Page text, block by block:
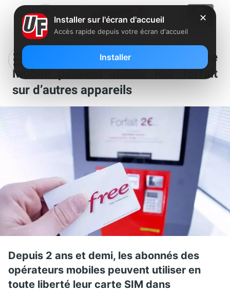
Le saviez-vous : les abonnés Free
Mobile peuvent utiliser leur forfait
sur d’autres appareils
Depuis 2 ans et demi, les abonnés des
opérateurs mobiles peuvent utiliser en
toute liberté leur carte SIM dans
✕
Installer sur l'écran d'accueil
Accès rapide depuis votre écran d'accueil
Installer